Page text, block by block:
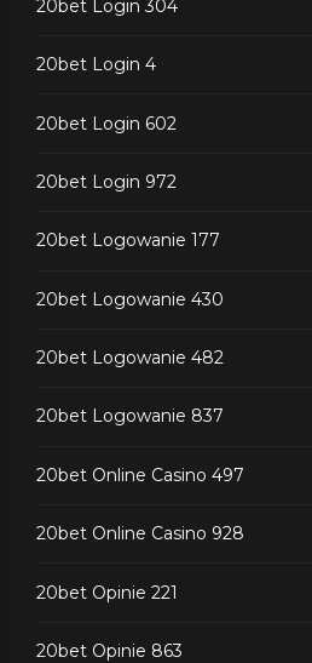
20bet Login 304
20bet Login 4
20bet Login 602
20bet Login 972
20bet Logowanie 177
20bet Logowanie 430
20bet Logowanie 482
20bet Logowanie 837
20bet Online Casino 497
20bet Online Casino 928
20bet Opinie 221
20bet Opinie 863